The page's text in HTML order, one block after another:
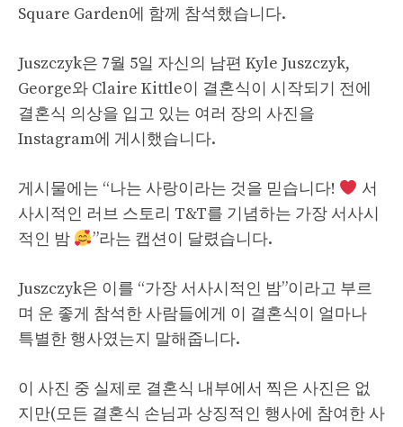
Square Garden에 함께 참석했습니다.
Juszczyk은 7월 5일 자신의 남편 Kyle Juszczyk,
George와 Claire Kittle이 결혼식이 시작되기 전에
결혼식 의상을 입고 있는 여러 장의 사진을
Instagram에 게시했습니다.
게시물에는 “나는 사랑이라는 것을 믿습니다!
서
사시적인 러브 스토리 T&T를 기념하는 가장 서사시
적인 밤
”라는 캡션이 달렸습니다.
Juszczyk은 이를 “가장 서사시적인 밤”이라고 부르
며 운 좋게 참석한 사람들에게 이 결혼식이 얼마나
특별한 행사였는지 말해줍니다.
이 사진 중 실제로 결혼식 내부에서 찍은 사진은 없
지만(모든 결혼식 손님과 상징적인 행사에 참여한 사